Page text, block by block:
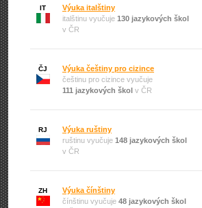
IT
Výuka italštiny
italštinu vyučuje 130 jazykových škol
v ČR
ČJ
Výuka češtiny pro cizince
češtinu pro cizince vyučuje
111 jazykových škol v ČR
RJ
Výuka ruštiny
ruštinu vyučuje 148 jazykových škol
v ČR
ZH
Výuka čínštiny
čínštinu vyučuje 48 jazykových škol